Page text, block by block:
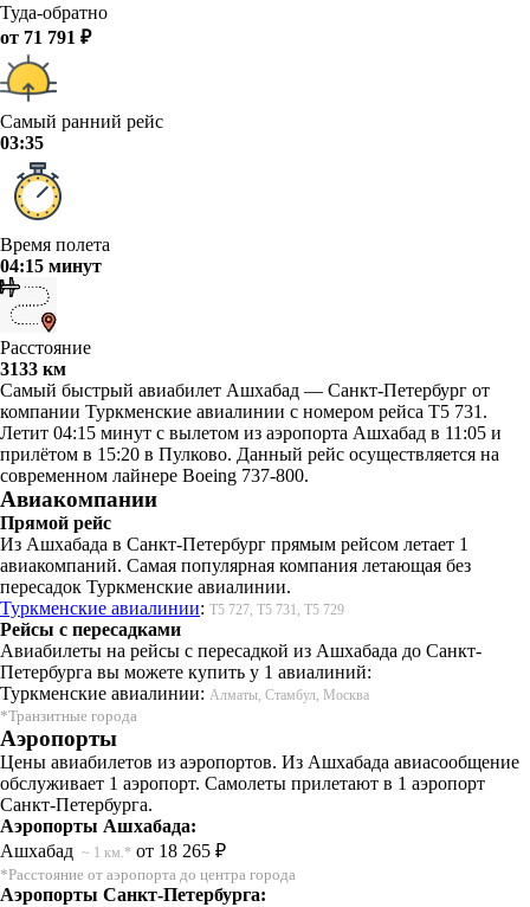
Туда-обратно
от 71 791 ₽
Самый ранний рейс
03:35
Время полета
04:15 минут
Расстояние
3133 км
Самый быстрый авиабилет Ашхабад — Санкт-Петербург от
компании Туркменские авиалинии с номером рейса T5 731.
Летит 04:15 минут с вылетом из аэропорта Ашхабад в 11:05 и
прилётом в 15:20 в Пулково. Данный рейс осуществляется на
современном лайнере Boeing 737-800.
Авиакомпании
Прямой рейс
Из Ашхабада в Санкт-Петербург прямым рейсом летает 1
авиакомпаний. Самая популярная компания летающая без
пересадок Туркменские авиалинии.
Туркменские авиалинии: T5 727, T5 731, T5 729
Рейсы с пересадками
Авиабилеты на рейсы с пересадкой из Ашхабада до Санкт-
Петербурга вы можете купить у 1 авиалиний:
Туркменские авиалинии: Алматы, Стамбул, Москва
*Транзитные города
Аэропорты
Цены авиабилетов из аэропортов. Из Ашхабада авиасообщение
обслуживает 1 аэропорт. Самолеты прилетают в 1 аэропорт
Санкт-Петербурга.
Аэропорты Ашхабада:
Ашхабад ~ 1 км.* от 18 265 ₽
*Расстояние от аэропорта до центра города
Аэропорты Санкт-Петербурга: